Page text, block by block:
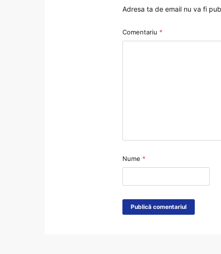
Adresa ta de email nu va fi
Comentariu *
Nume *